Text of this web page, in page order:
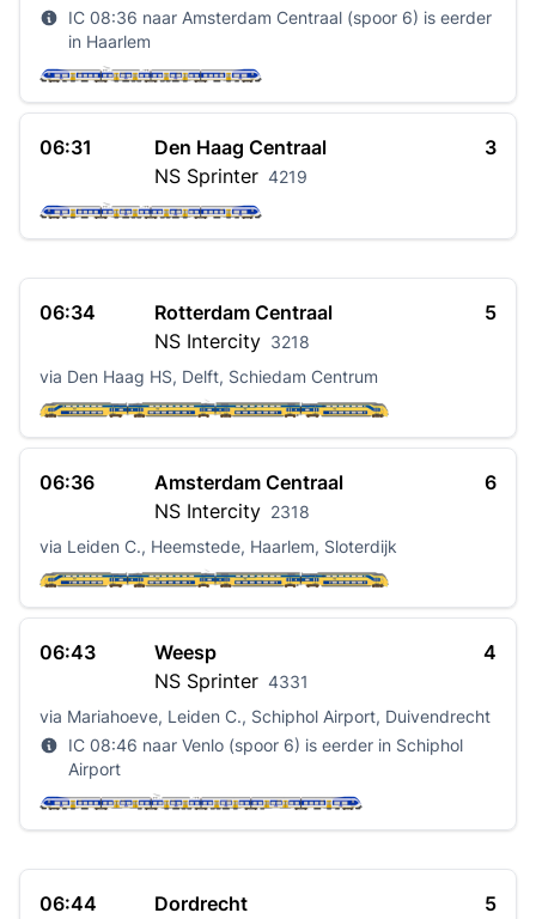
IC 08:36 naar Amsterdam Centraal (spoor 6) is eerder
in Haarlem
06:31
Den Haag Centraal
NS Sprinter 4219
3
06:34
Rotterdam Centraal
NS Intercity 3218
5
via Den Haag HS, Delft, Schiedam Centrum
06:36
Amsterdam Centraal
NS Intercity 2318
6
via Leiden C., Heemstede, Haarlem, Sloterdijk
06:43
Weesp
NS Sprinter 4331
4
via Mariahoeve, Leiden C., Schiphol Airport, Duivendrecht
IC 08:46 naar Venlo (spoor 6) is eerder in Schiphol
Airport
06:44
Dordrecht
5